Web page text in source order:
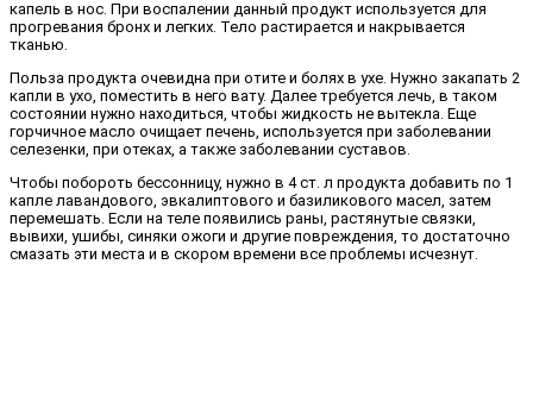
капель в нос. При воспалении данный продукт используется для
прогревания бронх и легких. Тело растирается и накрывается
тканью.
Польза продукта очевидна при отите и болях в ухе. Нужно закапать 2
капли в ухо, поместить в него вату. Далее требуется лечь, в таком
состоянии нужно находиться, чтобы жидкость не вытекла. Еще
горчичное масло очищает печень, используется при заболевании
селезенки, при отеках, а также заболевании суставов.
Чтобы побороть бессонницу, нужно в 4 ст. л продукта добавить по 1
капле лавандового, эвкалиптового и базиликового масел, затем
перемешать. Если на теле появились раны, растянутые связки,
вывихи, ушибы, синяки ожоги и другие повреждения, то достаточно
смазать эти места и в скором времени все проблемы исчезнут.